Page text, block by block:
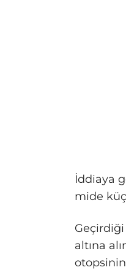
İddiaya
mide
altına